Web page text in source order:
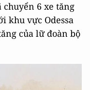
chuyển 6 xe tăng
khu vực Odessa
của lữ đoàn bộ